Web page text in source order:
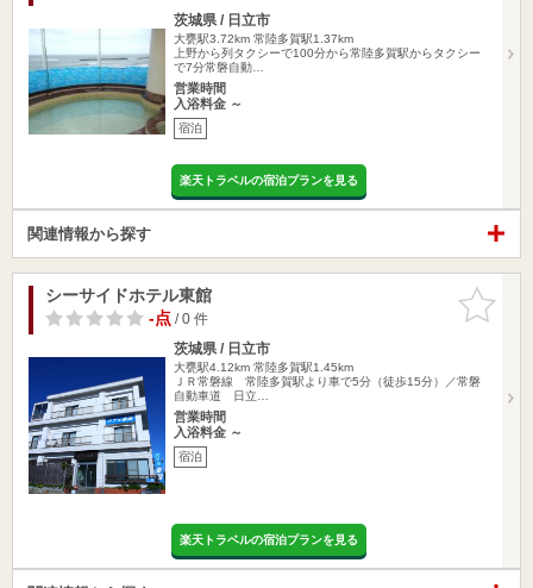
茨城県 / 日立市
大甕駅3.72km 常陸多賀駅1.37km
上野から列タクシーで100分から常陸多賀駅からタクシー
で7分常磐自動…
営業時間
入浴料金 ～
宿泊
楽天トラベルの宿泊プランを見る
関連情報から探す
お気に入
りに追加
シーサイドホテル東館
-点/ 0 件
茨城県 / 日立市
大甕駅4.12km 常陸多賀駅1.45km
ＪＲ常磐線 常陸多賀駅より車で5分（徒歩15分）／常磐
自動車道 日立…
営業時間
入浴料金 ～
宿泊
楽天トラベルの宿泊プランを見る